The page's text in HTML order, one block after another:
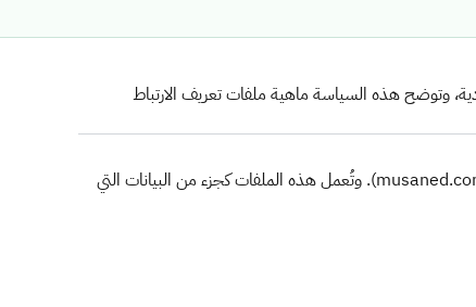
وتوضح هذه السياسة ماهية ملفات تعريف الارتباط
ملفات تعريف الارتباط هي ملفات نصية صغيرة يتم تخزينها على جهاز الحاسوب أو الجهاز المحمول الخاص بك عند زيارتك للموقع الإلكتروني (musaned.com.sa). وتُعمل هذه الملفات كجزء من البيانات التي